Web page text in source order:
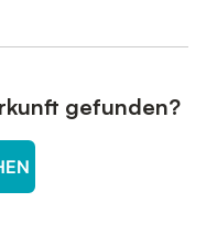
gefunden?